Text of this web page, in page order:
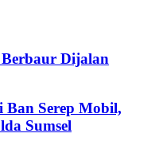
Dijalan
Ban Serep Mobil,
Sumsel